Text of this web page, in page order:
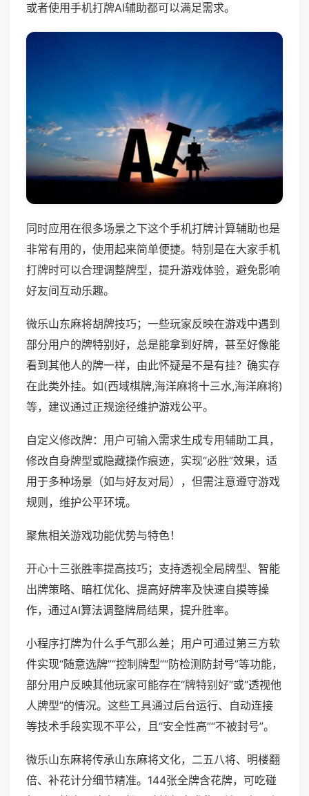
或者使用手机打牌AI辅助都可以满足需求。
同时应用在很多场景之下这个手机打牌计算辅助也是
非常有用的，使用起来简单便捷。特别是在大家手机
打牌时可以合理调整牌型，提升游戏体验，避免影响
好友间互动乐趣。
微乐山东麻将胡牌技巧；一些玩家反映在游戏中遇到
部分用户的牌特别好，总是能拿到好牌，甚至好像能
看到其他人的牌一样，由此怀疑是不是有挂？确实存
在此类外挂。如(西域棋牌,海洋麻将十三水,海洋麻将)
等，建议通过正规途径维护游戏公平。
自定义修改牌：用户可输入需求生成专用辅助工具，
修改自身牌型或隐藏操作痕迹，实现“必胜”效果，适
用于多种场景（如与好友对局），但需注意遵守游戏
规则，维护公平环境。
聚焦相关游戏功能优势与特色！
开心十三张胜率提高技巧；支持透视全局牌型、智能
出牌策略、暗杠优化、提高好牌率及快速自摸等操
作，通过AI算法调整牌局结果，提升胜率。
小程序打牌为什么手气那么差；用户可通过第三方软
件实现“随意选牌”“控制牌型”“防检测防封号”等功能，
部分用户反映其他玩家可能存在“牌特别好”或“透视他
人牌型”的情况。这些工具通过后台运行、自动连接
等技术手段实现不平公，且“安全性高”“不被封号”。
微乐山东麻将传承山东麻将文化，二五八将、明楼翻
倍、补花计分细节精准。144张全牌含花牌，可吃碰